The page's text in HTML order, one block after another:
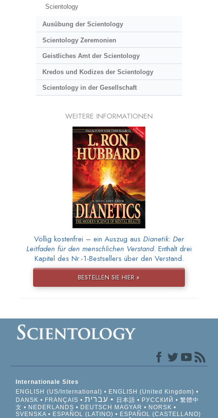
Scientology
Ausübung der Scientology
Scientology Zeremonien
Geistliches Amt der Scientology
Kredos und Kodizes der Scientology
Scientology in der Gesellschaft
WEITERE INFORMATIONEN
Völlig kostenfrei – ein Auszug aus Dianetik: Der
Leitfaden für den menschlichen Verstand. Enthält drei
Kapitel des Nr.-1-Bestsellers über den Verstand.
BESTELLEN SIE HIER »
Internationale Sites
ENGLISH (US/International)
ENGLISH (United Kingdom)
DANSK
FRANÇAIS עברית 日本語 РУССКИЙ
繁體中
文
NEDERLANDS DEUTSCH MAGYAR
NORSK
SVENSKA
ESPAÑOL (LATINO)
ESPAÑOL (CASTELLANO)